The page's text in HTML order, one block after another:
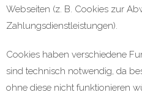
Webseiten (z. B. Cookies zur
Zahlungsdienstleistungen).
Cookies haben verschiedene
sind technisch notwendig, da
ohne diese nicht funktionieren